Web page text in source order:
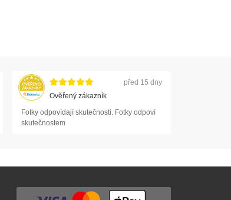
před 15 dny
Ověřený zákazník
Fotky odpovídají skutečnosti. Fotky odpoví
skutečnostem